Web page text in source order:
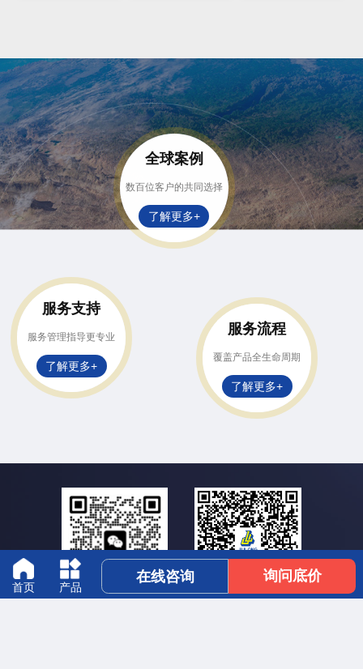
服务支持
服务管理指导更专业
了解更多+
全球案例
数百位客户的共同选择
了解更多+
服务流程
覆盖产品全生命周期
了解更多+
首页 产品
在线咨询 询问底价